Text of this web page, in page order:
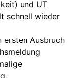
und UT
schnell wieder
ersten Ausbruch